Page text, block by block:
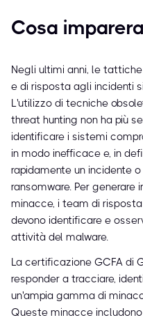
Cosa
Negli ultimi anni, le
e di risposta agli incidenti
L'utilizzo di tecniche
threat hunting non ha più
identificare i sistemi
in modo inefficace e, in
rapidamente un incidente
ransomware. Per
minacce, i team di
devono identificare e
attività del malware.
La certificazione GCFA di
responder a tracciare,
un'ampia gamma di
Queste minacce